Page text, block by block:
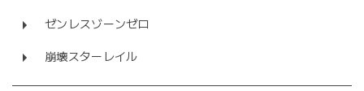
ゼンレスゾーンゼロ
崩壊スターレイル